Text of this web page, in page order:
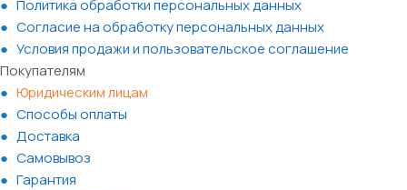
Политика обработки персональных данных
Согласие на обработку персональных данных
Условия продажи и пользовательское соглашение
Покупателям
Юридическим лицам
Способы оплаты
Доставка
Самовывоз
Гарантия